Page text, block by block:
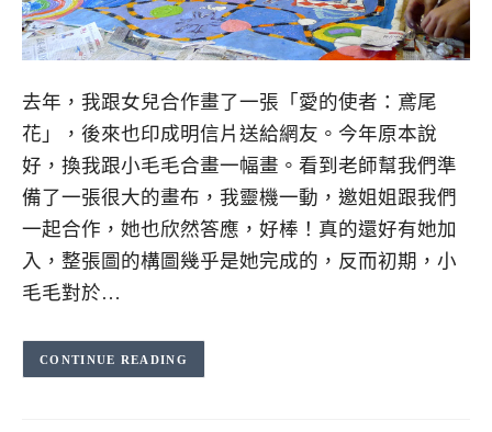
去年，我跟女兒合作畫了一張「愛的使者：鳶尾
花」，後來也印成明信片送給網友。今年原本說
好，換我跟小毛毛合畫一幅畫。看到老師幫我們準
備了一張很大的畫布，我靈機一動，邀姐姐跟我們
一起合作，她也欣然答應，好棒！真的還好有她加
入，整張圖​的構圖幾乎是她完成的，反而初期，小
毛毛對於…
CONTINUE READING